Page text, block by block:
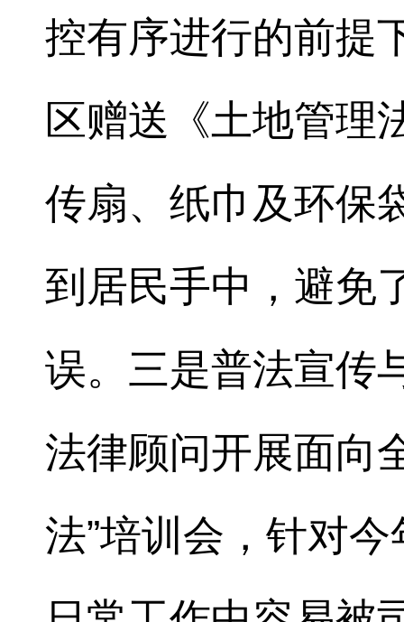
控有序进行的前提
区赠送《土地管理
传扇、纸巾及环保
到居民手中，避免
误。三是普法宣传
法律顾问开展面向
法”培训会，针对